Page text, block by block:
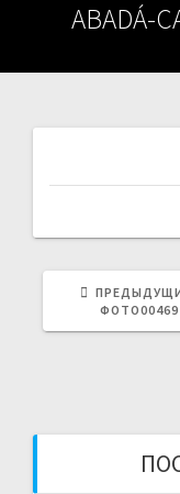
ABADÁ-
по
ФОТО00469